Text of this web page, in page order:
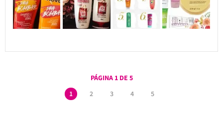
PÁGINA 1 DE 5
1
2 3 4 5